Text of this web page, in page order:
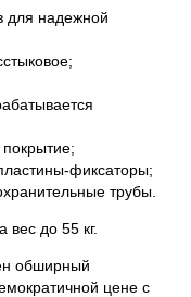
для надежной
фиксаторы;
трубы.
вес до 55 кг.
обширный
цене с